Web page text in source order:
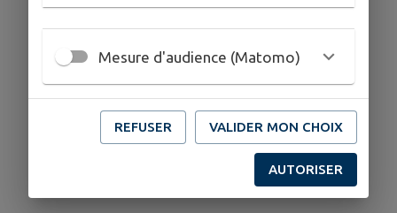
Mesure d'audience (Matomo)
REFUSER VALIDER MON CHOIX
AUTORISER